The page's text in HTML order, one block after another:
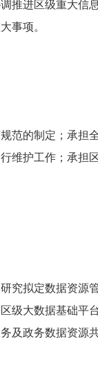
推进区级重大信
事项。
范的制定；承担
维护工作；承担
究拟定数据资源
级大数据基础平
及政务数据资源